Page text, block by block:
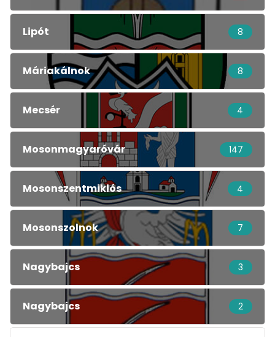
Lipót 8
Máriakálnok 8
Mecsér 4
Mosonmagyaróvár 147
Mosonszentmiklós 4
Mosonszolnok 7
Nagybajcs 3
Nagybajcs 2